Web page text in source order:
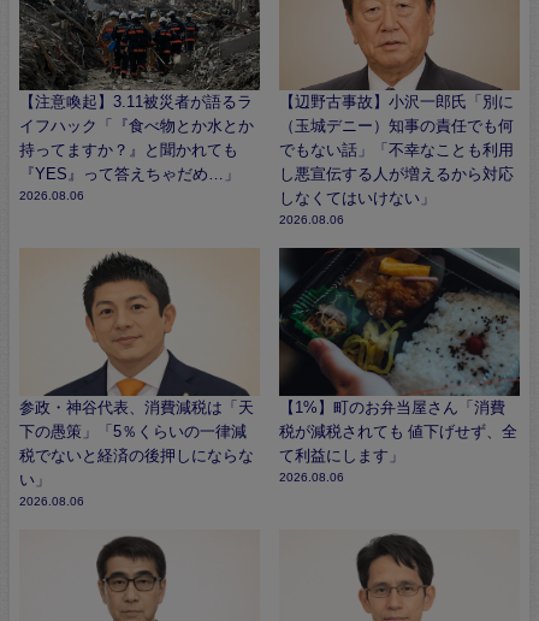
【注意喚起】3.11被災者が語るラ
イフハック「『食べ物とか水とか
持ってますか？』と聞かれても
『YES』って答えちゃだめ…」
2026.08.06
【辺野古事故】小沢一郎氏「別に
（玉城デニー）知事の責任でも何
でもない話」「不幸なことも利用
し悪宣伝する人が増えるから対応
しなくてはいけない」
2026.08.06
参政・神谷代表、消費減税は「天
下の愚策」「5％くらいの一律減
税でないと経済の後押しにならな
い」
2026.08.06
【1%】町のお弁当屋さん「消費
税が減税されても 値下げせず、全
て利益にします」
2026.08.06